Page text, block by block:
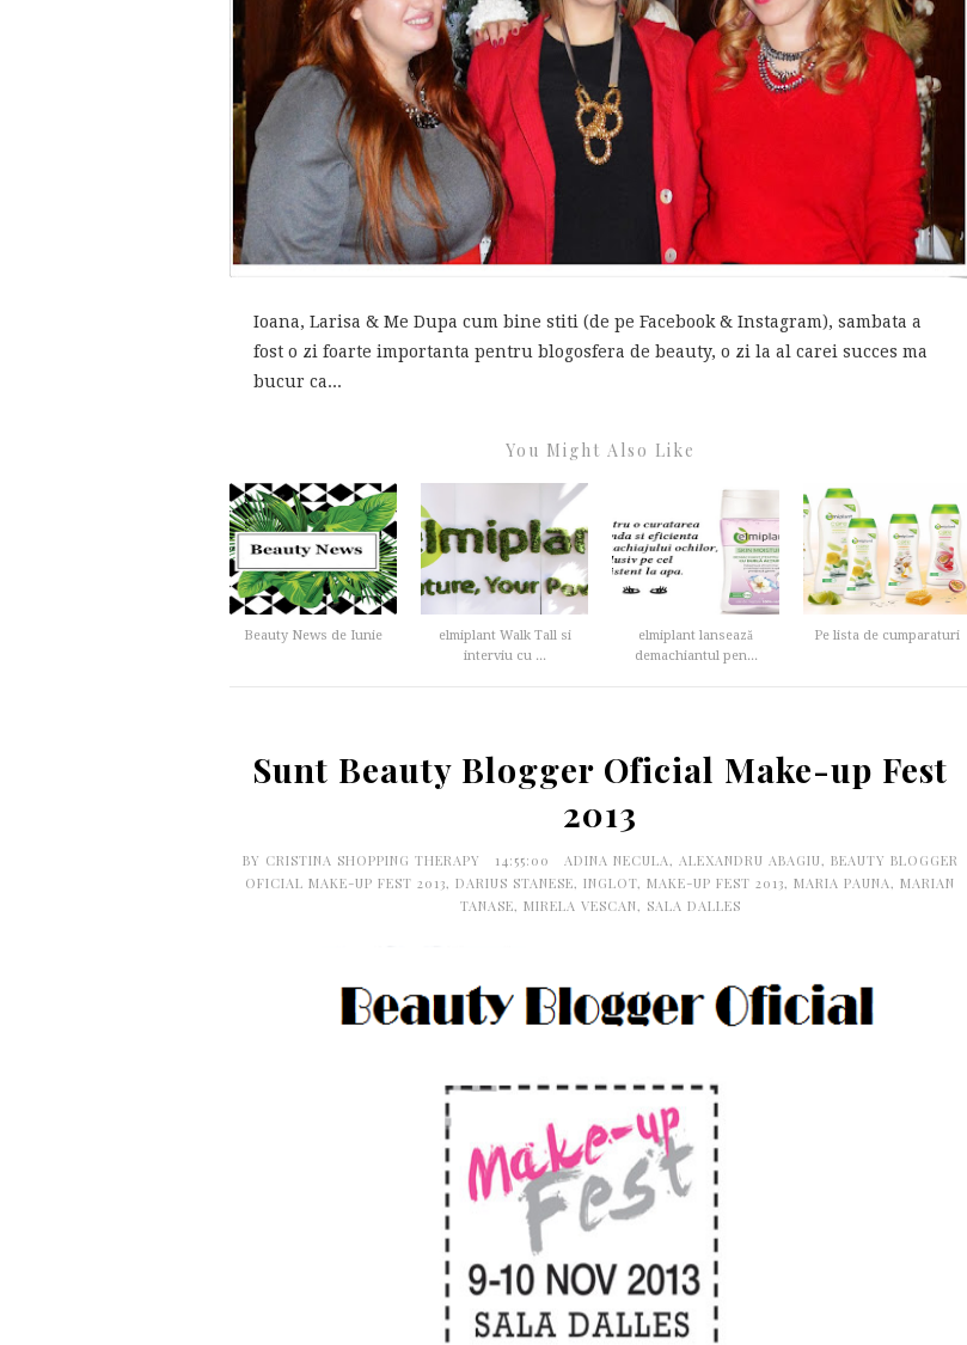
Ioana, Larisa & Me Dupa cum bine stiti (de pe Facebook & Instagram), sambata a
fost o zi foarte importanta pentru blogosfera de beauty, o zi la al carei succes ma
bucur ca...
You Might Also Like
Beauty News de Iunie
elmiplant Walk Tall si
interviu cu ...
elmiplant lansează
demachiantul pen...
Pe lista de cumparaturi
Sunt Beauty Blogger Oficial Make-up Fest
2013
BY CRISTINA SHOPPING THERAPY 14:55:00 ADINA NECULA, ALEXANDRU ABAGIU, BEAUTY BLOGGER
OFICIAL MAKE-UP FEST 2013, DARIUS STANESE, INGLOT, MAKE-UP FEST 2013, MARIA PAUNA, MARIAN
TANASE, MIRELA VESCAN, SALA DALLES